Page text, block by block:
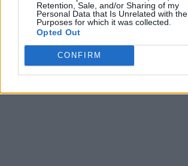
Retention, Sale, and/or Sharing of my
Personal Data that Is Unrelated with the
Purposes for which it was collected.
Opted Out
CONFIRM